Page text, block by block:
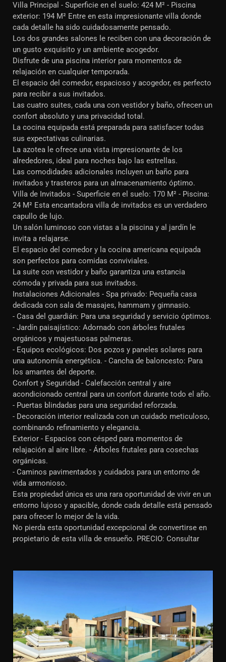
Villa Principal - Superficie en el suelo: 424 M² - Piscina
exterior: 194 M² Entre en esta impresionante villa donde
cada detalle ha sido cuidadosamente pensado.
Los dos grandes salones le reciben con una decoración de
un gusto exquisito y un ambiente acogedor.
Disfrute de una piscina interior para momentos de
relajación en cualquier temporada.
El espacio del comedor, espacioso y acogedor, es perfecto
para recibir a sus invitados.
Las cuatro suites, cada una con vestidor y baño, ofrecen un
confort absoluto y una privacidad total.
La cocina equipada está preparada para satisfacer todas
sus expectativas culinarias.
La azotea le ofrece una vista impresionante de los
alrededores, ideal para noches bajo las estrellas.
Las comodidades adicionales incluyen un baño para
invitados y trasteros para un almacenamiento óptimo.
Villa de Invitados - Superficie en el suelo: 170 M² - Piscina:
24 M² Esta encantadora villa de invitados es un verdadero
capullo de lujo.
Un salón luminoso con vistas a la piscina y al jardín le
invita a relajarse.
El espacio del comedor y la cocina americana equipada
son perfectos para comidas conviviales.
La suite con vestidor y baño garantiza una estancia
cómoda y privada para sus invitados.
Instalaciones Adicionales - Spa privado: Pequeña casa
dedicada con sala de masajes, hammam y gimnasio.
- Casa del guardián: Para una seguridad y servicio óptimos.
- Jardín paisajístico: Adornado con árboles frutales
orgánicos y majestuosas palmeras.
- Equipos ecológicos: Dos pozos y paneles solares para
una autonomía energética. - Cancha de baloncesto: Para
los amantes del deporte.
Confort y Seguridad - Calefacción central y aire
acondicionado central para un confort durante todo el año.
- Puertas blindadas para una seguridad reforzada.
- Decoración interior realizada con un cuidado meticuloso,
combinando refinamiento y elegancia.
Exterior - Espacios con césped para momentos de
relajación al aire libre. - Árboles frutales para cosechas
orgánicas.
- Caminos pavimentados y cuidados para un entorno de
vida armonioso.
Esta propiedad única es una rara oportunidad de vivir en un
entorno lujoso y apacible, donde cada detalle está pensado
para ofrecer lo mejor de la vida.
No pierda esta oportunidad excepcional de convertirse en
propietario de esta villa de ensueño. PRECIO: Consultar